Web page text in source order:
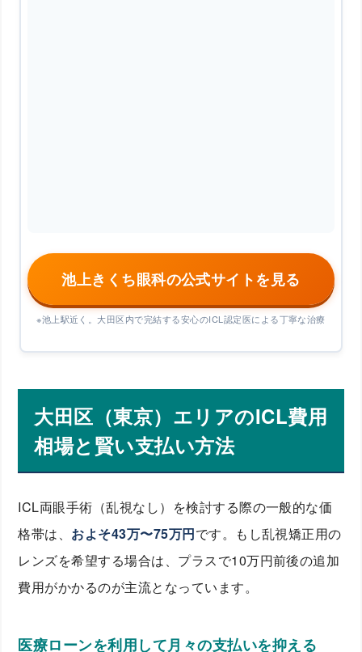
池上きくち眼科の公式サイトを見る
※池上駅近く。大田区内で完結する安心のICL認定医による丁寧な治療
大田区（東京）エリアのICL費用
相場と賢い支払い方法
ICL両眼手術（乱視なし）を検討する際の一般的な価
格帯は、 およそ43万〜75万円です。もし乱視矯正用の
レンズを希望する場合は、プラスで10万円前後の追加
費用がかかるのが主流となっています。
医療ローンを利用して月々の支払いを抑える